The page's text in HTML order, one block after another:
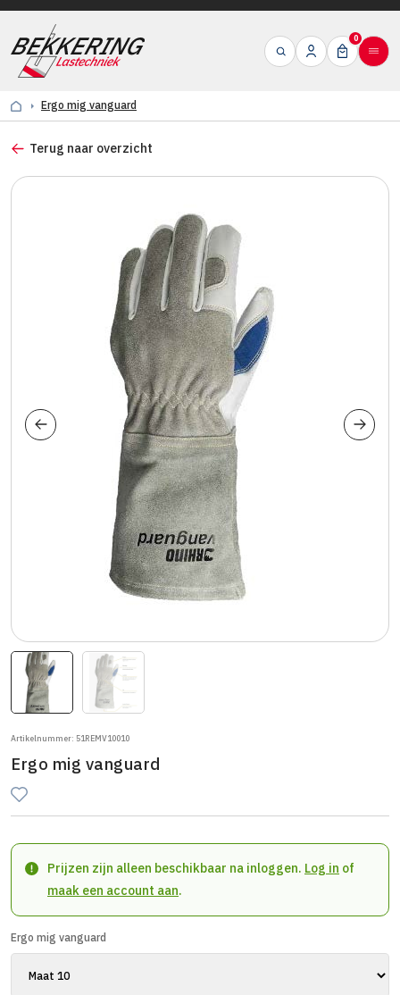
0
Ergo mig vanguard
Terug naar overzicht
Artikelnummer: 51REMV10010
Ergo mig vanguard
Prijzen zijn alleen beschikbaar na inloggen. Log in of
maak een account aan.
Ergo mig vanguard